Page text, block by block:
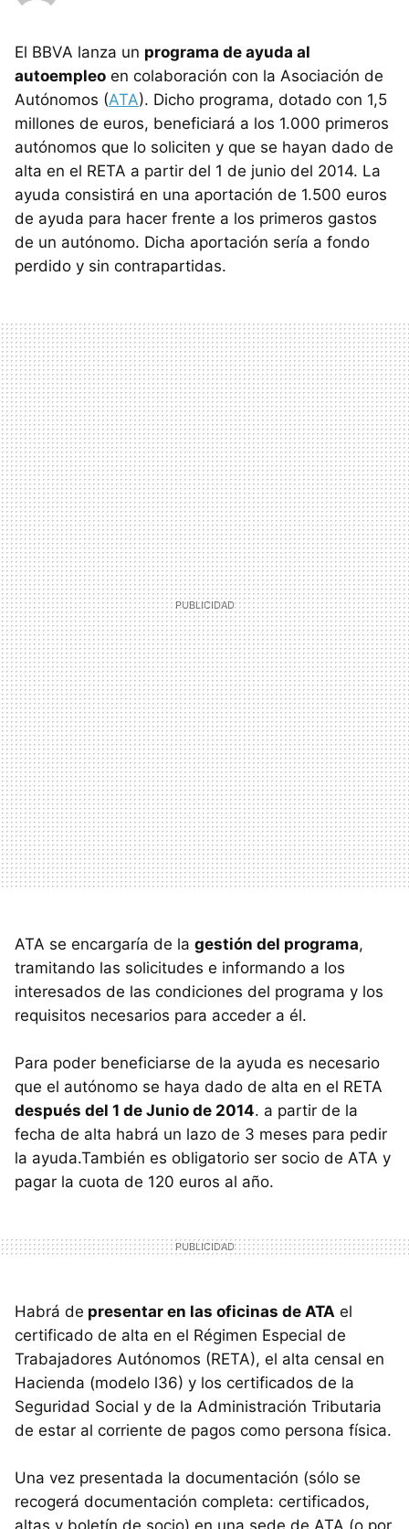
El BBVA lanza un programa de ayuda al
autoempleo en colaboración con la Asociación de
Autónomos (ATA). Dicho programa, dotado con 1,5
millones de euros, beneficiará a los 1.000 primeros
autónomos que lo soliciten y que se hayan dado de
alta en el RETA a partir del 1 de junio del 2014. La
ayuda consistirá en una aportación de 1.500 euros
de ayuda para hacer frente a los primeros gastos
de un autónomo. Dicha aportación sería a fondo
perdido y sin contrapartidas.
ATA se encargaría de la gestión del programa,
tramitando las solicitudes e informando a los
interesados de las condiciones del programa y los
requisitos necesarios para acceder a él.
Para poder beneficiarse de la ayuda es necesario
que el autónomo se haya dado de alta en el RETA
después del 1 de Junio de 2014. a partir de la
fecha de alta habrá un lazo de 3 meses para pedir
la ayuda.También es obligatorio ser socio de ATA y
pagar la cuota de 120 euros al año.
Habrá de presentar en las oficinas de ATA el
certificado de alta en el Régimen Especial de
Trabajadores Autónomos (RETA), el alta censal en
Hacienda (modelo l36) y los certificados de la
Seguridad Social y de la Administración Tributaria
de estar al corriente de pagos como persona física.
Una vez presentada la documentación (sólo se
recogerá documentación completa: certificados,